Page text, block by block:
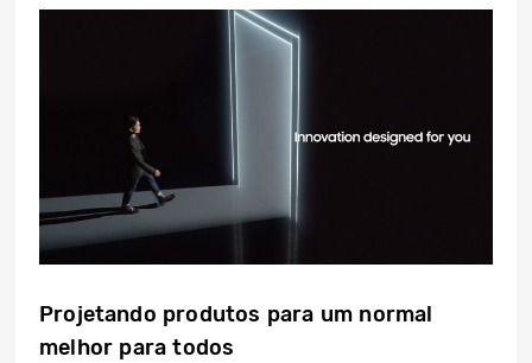
Projetando produtos para um normal
melhor para todos